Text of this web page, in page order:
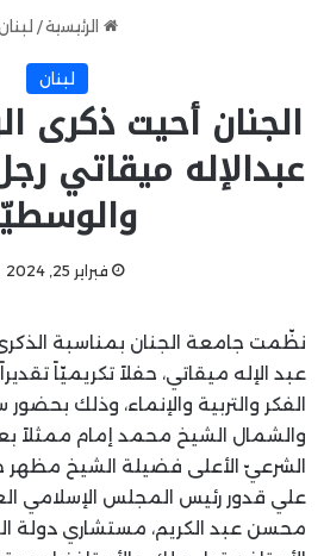
الرئيسية /
لبنان
الجنان أحيت ذكرى
عبدالإله ميقاتي
فبراير 25, 2024
نظّمت جامعة الجنان بمناسبة الذكرى
عبد الإله ميقاتي، حفلاً تكريميّاً
الفكر والتربية والإنماء، وذلك
والشمال الشيخ محمد إمام ممثلاً
الشرعيّ الأعلى فضيلة الشيخ
علي قدور رئيس المجلس الإسلامي
محسن عبد الكريم، مستشاري دولة